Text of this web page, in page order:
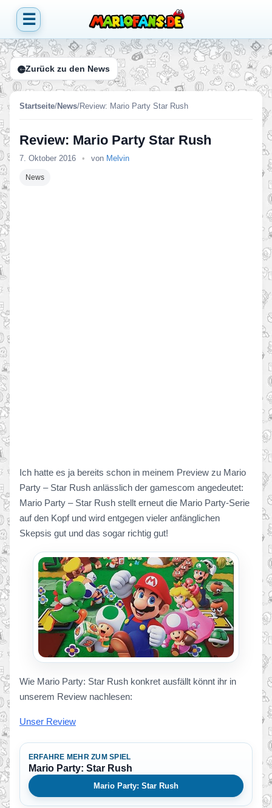
☰
Zurück zu den News
Startseite/News/Review: Mario Party Star Rush
Review: Mario Party Star Rush
7. Oktober 2016 • von Melvin
News
Ich hatte es ja bereits schon in meinem Preview zu Mario
Party – Star Rush anlässlich der gamescom angedeutet:
Mario Party – Star Rush stellt erneut die Mario Party-Serie
auf den Kopf und wird entgegen vieler anfänglichen
Skepsis gut und das sogar richtig gut!
Wie Mario Party: Star Rush konkret ausfällt könnt ihr in
unserem Review nachlesen:
Unser Review
ERFAHRE MEHR ZUM SPIEL
Mario Party: Star Rush
Mario Party: Star Rush